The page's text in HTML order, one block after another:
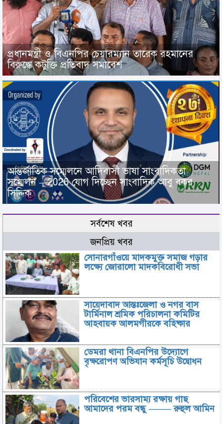
প্রধানমন্ত্রী ও বিএনপির চেয়ারম্যান তারেক রহমানের
বিরুদ্ধে কটুক্তি প্রতিবাদ সমাবেশ
আন্তর্জাতিক সম্মেলনে আদিবাসী ভাষা সাংবাদিকতা
সম্মেলন – 2026 যোগ দিচ্ছেন সাংবাদিক আবু বকর
সিদ্দিক
সর্বশেষ খবর
জনপ্রিয় খবর
সোনারগাঁওয়ে মাদকমুক্ত সমাজ গড়ার
লক্ষ্যে জোরালো মাদকবিরোধী সভা
সায়েদাবাদ আন্তঃজেলা ও নগর বাস
টার্মিনাল শ্রমিক পরিচালনা কমিটির
আহবায়ক আলমগীরকে বহিষ্কার
ডেমরা থানা বিএনপির উদ্যোগে
বৃক্ষরোপণ অভিযান কর্মসূচি উদ্বোধন
পরিবেশের ভারসাম্য রক্ষায় গাছ
আমাদের পরম বন্ধু ——– রুহুল আমিন